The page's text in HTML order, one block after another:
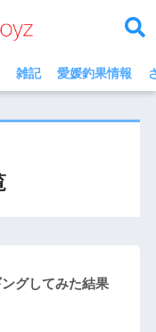
雑記 愛媛釣果情報
グしてみた結果